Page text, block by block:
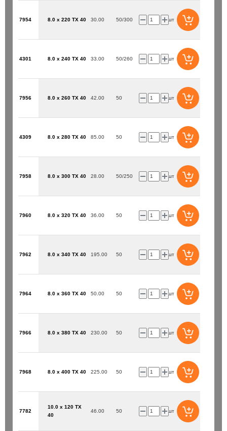
7954 8.0 x 220 TX 40 30.00 50/300 шт
4301 8.0 x 240 TX 40 33.00 50/260 шт
7956 8.0 x 260 TX 40 42.00 50 шт
4309 8.0 x 280 TX 40 85.00 50 шт
7958 8.0 x 300 TX 40 28.00 50/250 шт
7960 8.0 x 320 TX 40 36.00 50 шт
7962 8.0 x 340 TX 40 195.00 50 шт
7964 8.0 x 360 TX 40 50.00 50 шт
7966 8.0 x 380 TX 40 230.00 50 шт
7968 8.0 x 400 TX 40 225.00 50 шт
7782
10.0 x 120 TX
40
46.00 50 шт